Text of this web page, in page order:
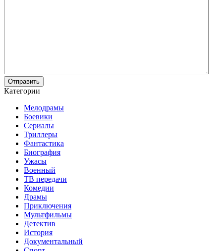
Отправить
Категории
Мелодрамы
Боевики
Сериалы
Триллеры
Фантастика
Биография
Ужасы
Военный
ТВ передачи
Комедии
Драмы
Приключения
Мультфильмы
Детектив
История
Документальный